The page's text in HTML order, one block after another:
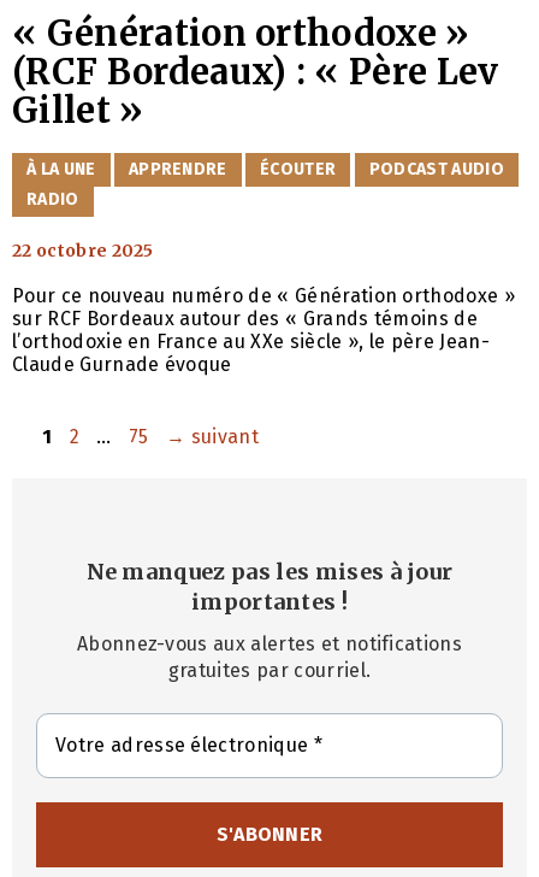
« Génération orthodoxe »
(RCF Bordeaux) : « Père Lev
Gillet »
CATÉGORIES
À LA UNE APPRENDRE ÉCOUTER
PODCAST AUDIO
RADIO
22 octobre 2025
Pour ce nouveau numéro de « Génération orthodoxe »
sur RCF Bordeaux autour des « Grands témoins de
l’orthodoxie en France au XXe siècle », le père Jean-
Claude Gurnade évoque
Page
1 Page
2 … Page
75 → suivant
Ne manquez pas les mises à jour
importantes !
Abonnez-vous aux alertes et notifications
gratuites par courriel.